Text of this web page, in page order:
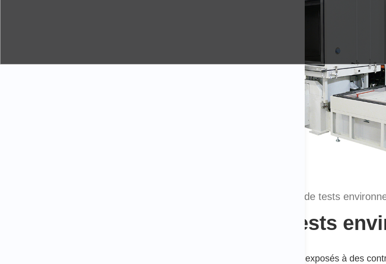
Systèmes de tests
Systèmes de tests
Les produits fabriqués peuvent être exposés à des